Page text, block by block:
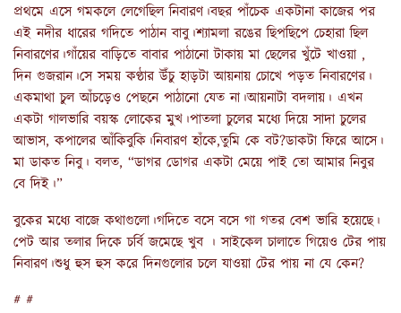
প্রথমে এসে গমকলে লেগেছিল নিবারণ।বছর পাঁচেক একটানা কাজের পর
এই নদীর ধারের গদিতে পাঠান বাবু।শ্যামলা রঙের ছিপছিপে চেহারা ছিল
নিবারণের।গাঁয়ের বাড়িতে বাবার পাঠানো টাকায় মা ছেলের খুঁটে খাওয়া ,
দিন গুজরান।সে সময় কণ্ঠার উঁচু হাড়টা আয়নায় চোখে পড়ত নিবারণের।
একমাথা চুল আঁচড়েও পেছনে পাঠানো যেত না।আয়নাটা বদলায়। এখন
একটা গালভারি বয়স্ক লোকের মুখ।পাতলা চুলের মধ্যে দিয়ে সাদা চুলের
আভাস, কপালের আঁকিবুকি।নিবারণ হাঁকে,তুমি কে বট?ডাকটা ফিরে আসে।
মা ডাকত নিবু। বলত, “ডাগর ডোগর একটা মেয়ে পাই তো আমার নিবুর
বে দিই।”
বুকের মধ্যে বাজে কথাগুলো।গদিতে বসে বসে গা গতর বেশ ভারি হয়েছে।
পেট আর তলার দিকে চর্বি জমেছে খুব । সাইকেল চালাতে গিয়েও টের পায়
নিবারণ।শুধু হুস হুস করে দিনগুলোর চলে যাওয়া টের পায় না যে কেন?
# #